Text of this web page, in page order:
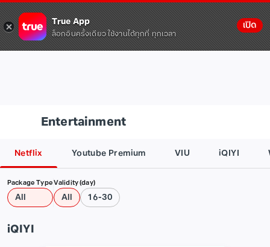
True App
ล็อกอินครั้งเดียว ใช้งานได้ทุกที่ ทุกเวลา
เปิด
Entertainment
Netflix Youtube Premium VIU iQIYI
Package Type
All
Validity (day)
All 16-30
iQIYI